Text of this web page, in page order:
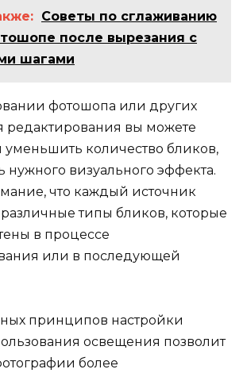
Советы по сглаживанию
после вырезания с
шагами
фотошопа или других
редактирования вы можете
количество бликов,
нужного визуального эффекта.
что каждый источник
различные типы бликов, которые
в процессе
или в последующей
принципов настройки
освещения позволит
более